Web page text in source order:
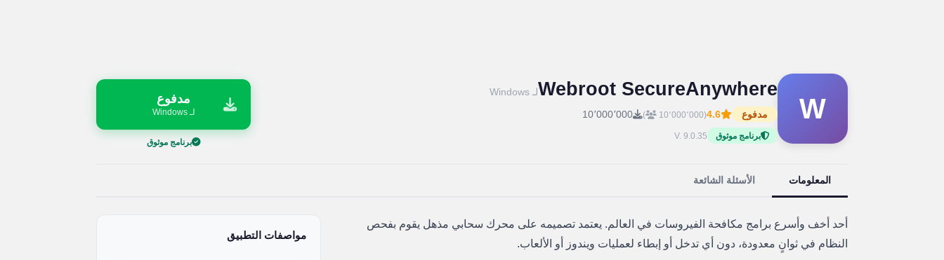
W
Webroot SecureAnywhereلـ Windows
مدفوع
4.6(10٬000٬000 ) 10٬000٬000
برنامج موثوق V. 9.0.35
مدفوع
لـ Windows
برنامج موثوق
المعلومات الأسئلة الشائعة
أحد أخف وأسرع برامج مكافحة الفيروسات في العالم. يعتمد تصميمه على محرك سحابي مذهل يقوم بفحص
النظام في ثوانٍ معدودة، دون أي تدخل أو إبطاء لعمليات ويندوز أو الألعاب.
مواصفات التطبيق